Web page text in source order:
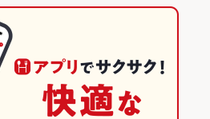
テレビをモニターとしてご利用いただけま
貸出有